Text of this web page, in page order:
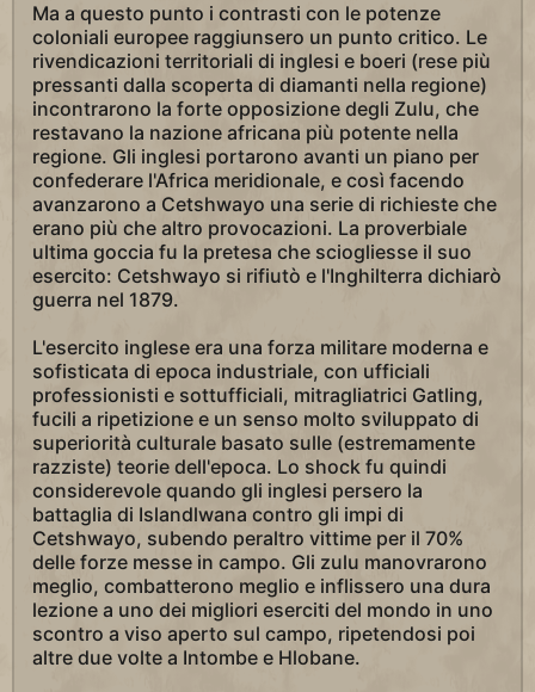
Ma a questo punto i contrasti con le potenze
coloniali europee raggiunsero un punto critico. Le
rivendicazioni territoriali di inglesi e boeri (rese più
pressanti dalla scoperta di diamanti nella regione)
incontrarono la forte opposizione degli Zulu, che
restavano la nazione africana più potente nella
regione. Gli inglesi portarono avanti un piano per
confederare l'Africa meridionale, e così facendo
avanzarono a Cetshwayo una serie di richieste che
erano più che altro provocazioni. La proverbiale
ultima goccia fu la pretesa che sciogliesse il suo
esercito: Cetshwayo si rifiutò e l'Inghilterra dichiarò
guerra nel 1879.
L'esercito inglese era una forza militare moderna e
sofisticata di epoca industriale, con ufficiali
professionisti e sottufficiali, mitragliatrici Gatling,
fucili a ripetizione e un senso molto sviluppato di
superiorità culturale basato sulle (estremamente
razziste) teorie dell'epoca. Lo shock fu quindi
considerevole quando gli inglesi persero la
battaglia di Islandlwana contro gli impi di
Cetshwayo, subendo peraltro vittime per il 70%
delle forze messe in campo. Gli zulu manovrarono
meglio, combatterono meglio e inflissero una dura
lezione a uno dei migliori eserciti del mondo in uno
scontro a viso aperto sul campo, ripetendosi poi
altre due volte a Intombe e Hlobane.